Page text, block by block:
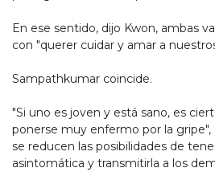
En ese sentido, dijo Kwon, ambas
con "querer cuidar y amar a
Sampathkumar coincide.
"Si uno es joven y está sano, es
ponerse muy enfermo por la gripe",
se reducen las posibilidades de
asintomática y transmitirla a los